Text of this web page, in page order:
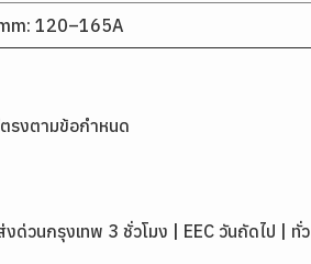
120–165A
รงตามข้อกำหนด
ด่วนกรุงเทพ 3 ชั่วโมง | EEC วันถัดไป | ทั่ว